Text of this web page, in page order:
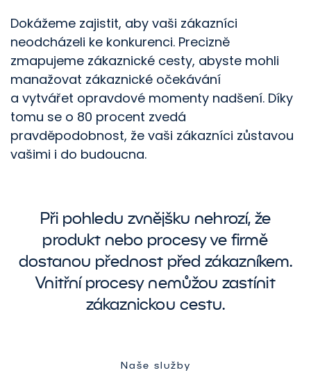
Dokážeme zajistit, aby vaši zákazníci
neodcházeli ke konkurenci. Precizně
zmapujeme zákaznické cesty, abyste mohli
manažovat zákaznické očekávání
a vytvářet opravdové momenty nadšení. Díky
tomu se o 80 procent zvedá
pravděpodobnost, že vaši zákazníci zůstavou
vašimi i do budoucna.
Při pohledu zvnějšku nehrozí, že
produkt nebo procesy ve firmě
dostanou přednost před zákazníkem.
Vnitřní procesy nemůžou zastínit
zákaznickou cestu.
Naše služby